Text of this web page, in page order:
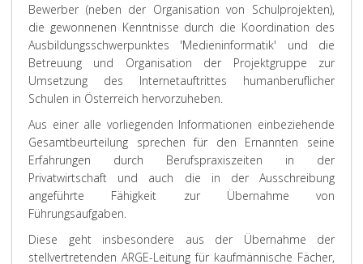
Bewerber (neben der Organisation von Schulprojekten),
die gewonnenen Kenntnisse durch die Koordination des
Ausbildungsschwerpunktes 'Medieninformatik' und die
Betreuung und Organisation der Projektgruppe zur
Umsetzung des Internetauftrittes humanberuflicher
Schulen in Österreich hervorzuheben.
Aus einer alle vorliegenden Informationen einbeziehende
Gesamtbeurteilung sprechen für den Ernannten seine
Erfahrungen durch Berufspraxiszeiten in der
Privatwirtschaft und auch die in der Ausschreibung
angeführte Fähigkeit zur Übernahme von
Führungsaufgaben.
Diese geht insbesondere aus der Übernahme der
stellvertretenden ARGE-Leitung für kaufmännische Fächer,